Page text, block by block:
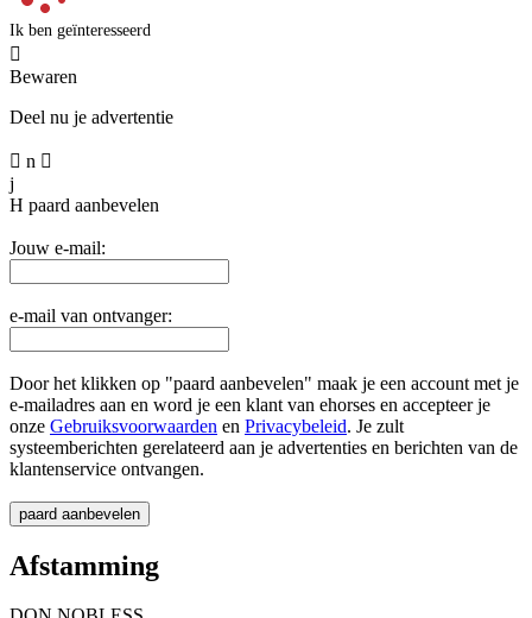
Ik ben geïnteresseerd

Bewaren
Deel nu je advertentie
 n 
j
H paard aanbevelen
Jouw e-mail:
e-mail van ontvanger:
Door het klikken op "paard aanbevelen" maak je een account met je
e-mailadres aan en word je een klant van ehorses en accepteer je
onze Gebruiksvoorwaarden en Privacybeleid. Je zult
systeemberichten gerelateerd aan je advertenties en berichten van de
klantenservice ontvangen.
Afstamming